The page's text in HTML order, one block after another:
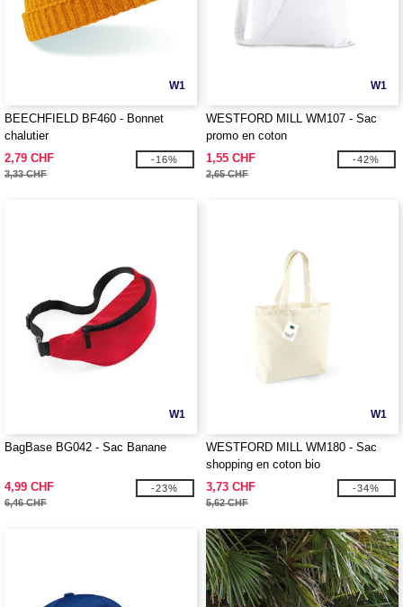
W1
BEECHFIELD BF460 - Bonnet
chalutier
2,79 CHF
3,33 CHF
-16%
W1
WESTFORD MILL WM107 - Sac
promo en coton
1,55 CHF
2,65 CHF
-42%
W1
BagBase BG042 - Sac Banane
4,99 CHF
6,46 CHF
-23%
W1
WESTFORD MILL WM180 - Sac
shopping en coton bio
3,73 CHF
5,62 CHF
-34%